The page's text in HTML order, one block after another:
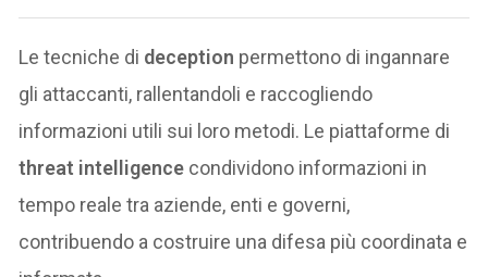
Le tecniche di deception permettono di ingannare
gli attaccanti, rallentandoli e raccogliendo
informazioni utili sui loro metodi. Le piattaforme di
threat intelligence condividono informazioni in
tempo reale tra aziende, enti e governi,
contribuendo a costruire una difesa più coordinata e